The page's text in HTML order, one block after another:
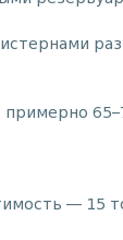
— 15